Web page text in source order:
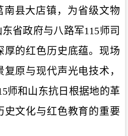
南县大店镇，为省级文物
省政府与八路军115师司
厚的红色历史底蕴。现场
原与现代声光电技术，
师和山东抗日根据地的革
史文化与红色教育的重要